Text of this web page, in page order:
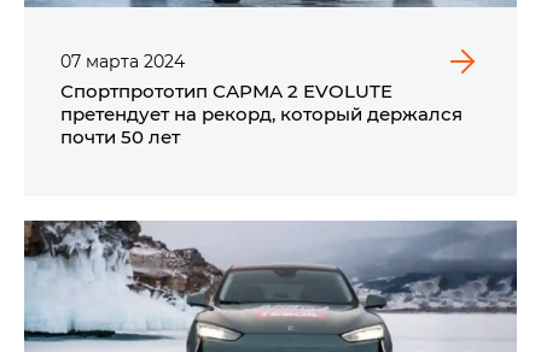
07 марта 2024
Спортпрототип САРМА 2 EVOLUTE
претендует на рекорд, который держался
почти 50 лет